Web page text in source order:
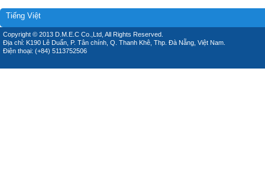
Tiếng Việt
Copyright © 2013 D.M.E.C Co.,Ltd, All Rights Reserved.
Địa chỉ: K190 Lê Duẩn, P. Tân chính, Q. Thanh Khê, Thp. Đà Nẵng, Việt Nam.
Điện thoại: (+84) 5113752506